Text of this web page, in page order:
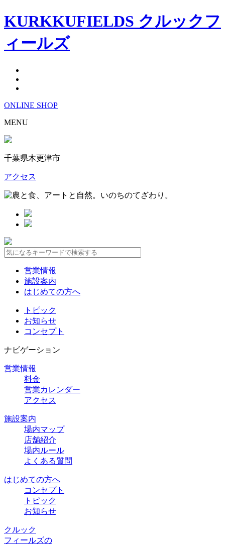
KURKKUFIELDS クルックフ
ィールズ
ONLINE SHOP
MENU
千葉県木更津市
アクセス
営業情報
施設案内
はじめての方へ
トピック
お知らせ
コンセプト
ナビゲーション
営業情報
料金
営業カレンダー
アクセス
施設案内
場内マップ
店舗紹介
場内ルール
よくある質問
はじめての方へ
コンセプト
トピック
お知らせ
クルック
フィールズの